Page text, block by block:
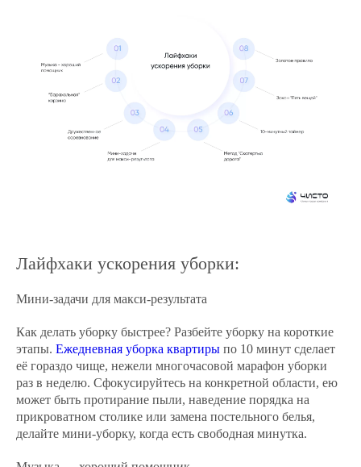
Лайфхаки ускорения уборки:
Мини-задачи для макси-результата
Как делать уборку быстрее? Разбейте уборку на короткие
этапы. Ежедневная уборка квартиры по 10 минут сделает
её гораздо чище, нежели многочасовой марафон уборки
раз в неделю. Сфокусируйтесь на конкретной области, ею
может быть протирание пыли, наведение порядка на
прикроватном столике или замена постельного белья,
делайте мини-уборку, когда есть свободная минутка.